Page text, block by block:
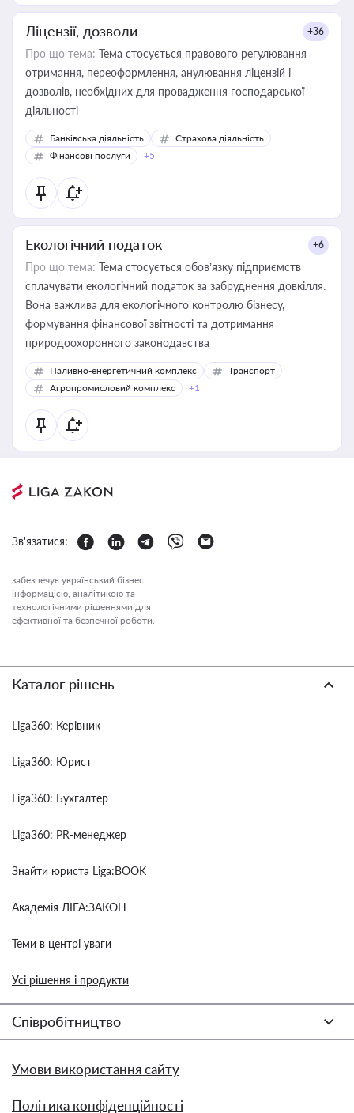
Ліцензії, дозволи +36
Про що тема: Тема стосується правового регулювання
отримання, переоформлення, анулювання ліцензій і
дозволів, необхідних для провадження господарської
діяльності
Банківська діяльність
Страхова діяльність
Фінансові послуги
+5
Екологічний податок +6
Про що тема: Тема стосується обов’язку підприємств
сплачувати екологічний податок за забруднення довкілля.
Вона важлива для екологічного контролю бізнесу,
формування фінансової звітності та дотримання
природоохоронного законодавства
Паливно-енергетичний комплекс
Транспорт
Агропромисловий комплекс
+1
Зв'язатися:
забезпечує український бізнес
інформацією, аналітикою та
технологічними рішеннями для
ефективної та безпечної роботи.
Каталог рішень
Liga360: Керівник
Liga360: Юрист
Liga360: Бухгалтер
Liga360: PR-менеджер
Знайти юриста Liga:BOOK
Академія ЛІГА:ЗАКОН
Теми в центрі уваги
Усі рішення і продукти
Співробітництво
Умови використання сайту
Політика конфіденційності